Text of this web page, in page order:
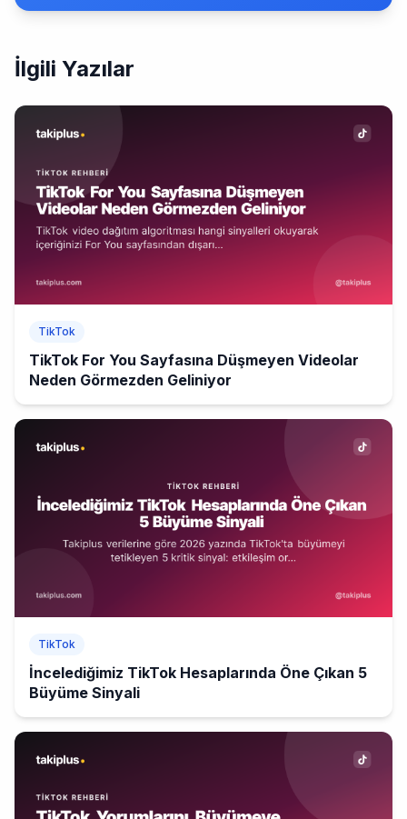
İlgili Yazılar
TikTok
TikTok For You Sayfasına Düşmeyen Videolar
Neden Görmezden Geliniyor
TikTok
İncelediğimiz TikTok Hesaplarında Öne Çıkan 5
Büyüme Sinyali